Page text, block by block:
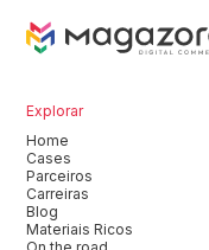
Explorar
Home
Cases
Parceiros
Carreiras
Blog
Materiais Ricos